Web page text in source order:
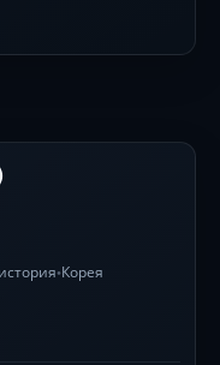
история•Корея